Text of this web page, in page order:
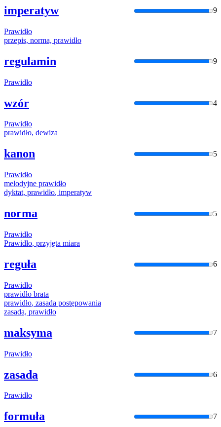
imperatyw 9
Prawidło
przepis, norma, prawidło
regulamin 9
Prawidło
wzór 4
Prawidło
prawidło, dewiza
kanon 5
Prawidło
melodyjne prawidło
dyktat, prawidło, imperatyw
norma 5
Prawidło
Prawidło, przyjęta miara
reguła 6
Prawidło
prawidło brata
prawidło, zasada postępowania
zasada, prawidło
maksyma 7
Prawidło
zasada 6
Prawidło
formuła 7